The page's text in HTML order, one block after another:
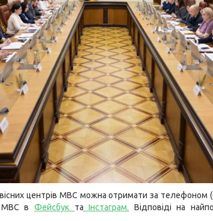
центрів МВС можна отримати за телефоном
МВС вФейсбук та Інстаграм. Відповіді на